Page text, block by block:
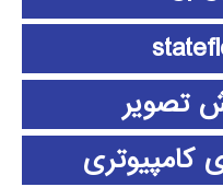
تصویر